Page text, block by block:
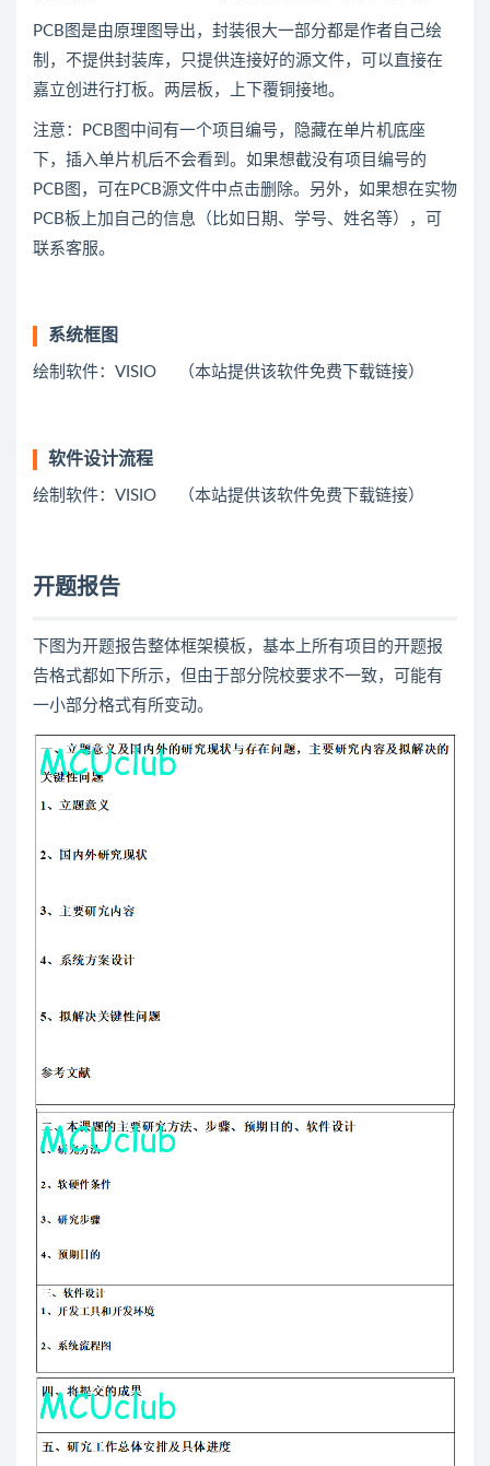
PCB图是由原理图导出，封装很大一部分都是作者自己绘
制，不提供封装库，只提供连接好的源文件，可以直接在
嘉立创进行打板。两层板，上下覆铜接地。
注意：PCB图中间有一个项目编号，隐藏在单片机底座
下，插入单片机后不会看到。如果想截没有项目编号的
PCB图，可在PCB源文件中点击删除。另外，如果想在实物
PCB板上加自己的信息（比如日期、学号、姓名等），可
联系客服。
系统框图
绘制软件：VISIO （本站提供该软件免费下载链接）
软件设计流程
绘制软件：VISIO （本站提供该软件免费下载链接）
开题报告
下图为开题报告整体框架模板，基本上所有项目的开题报
告格式都如下所示，但由于部分院校要求不一致，可能有
一小部分格式有所变动。